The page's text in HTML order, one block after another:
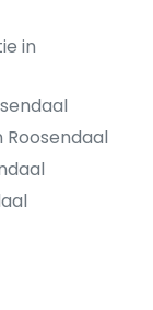
in